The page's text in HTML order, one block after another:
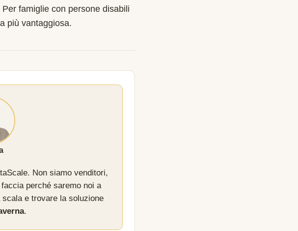
famiglie con persone disabili
più vantaggiosa.
Non siamo venditori,
perché saremo noi a
e trovare la soluzione
.